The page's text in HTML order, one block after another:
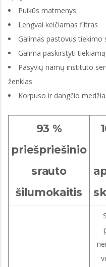
Puikūs matmenys
Lengvai keičiamas filtras
Galimas pastovus tiekimo
Galima paskirstyti
Pasyvių namų instituto
ženklas
Korpuso ir dangčio
93 %
priešpriešinio
srauto
šilumokaitis